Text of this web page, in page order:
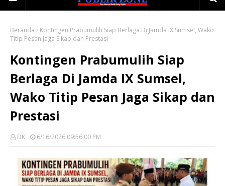
Beranda
Kontingen Prabumulih Siap Berlaga Di Jamda IX Sumsel, Wako
Titip Pesan Jaga Sikap dan Prestasi
Kontingen Prabumulih Siap
Berlaga Di Jamda IX Sumsel,
Wako Titip Pesan Jaga Sikap dan
Prestasi
DK 6/16/2026 09:56:00 PM